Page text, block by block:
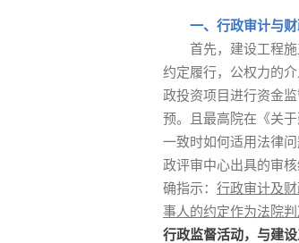
一、行政审计与
首先，建设工程
约定履行，公权力的
政投资项目进行资金
预。且最高院在《关
一致时如何适用法律
政评审中心出具的审
确指示： 行政审计及
事人的约定作为法院判
行政监督活动，与建